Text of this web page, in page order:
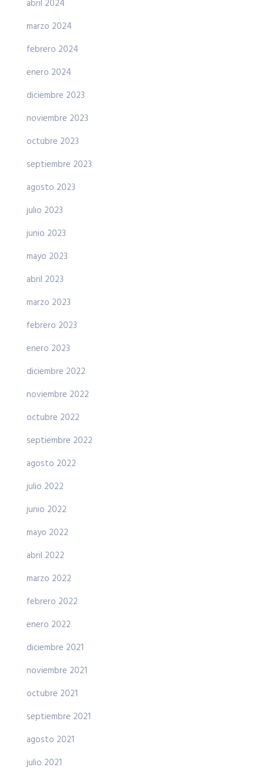
abril 2024
marzo 2024
febrero 2024
enero 2024
diciembre 2023
noviembre 2023
octubre 2023
septiembre 2023
agosto 2023
julio 2023
junio 2023
mayo 2023
abril 2023
marzo 2023
febrero 2023
enero 2023
diciembre 2022
noviembre 2022
octubre 2022
septiembre 2022
agosto 2022
julio 2022
junio 2022
mayo 2022
abril 2022
marzo 2022
febrero 2022
enero 2022
diciembre 2021
noviembre 2021
octubre 2021
septiembre 2021
agosto 2021
julio 2021